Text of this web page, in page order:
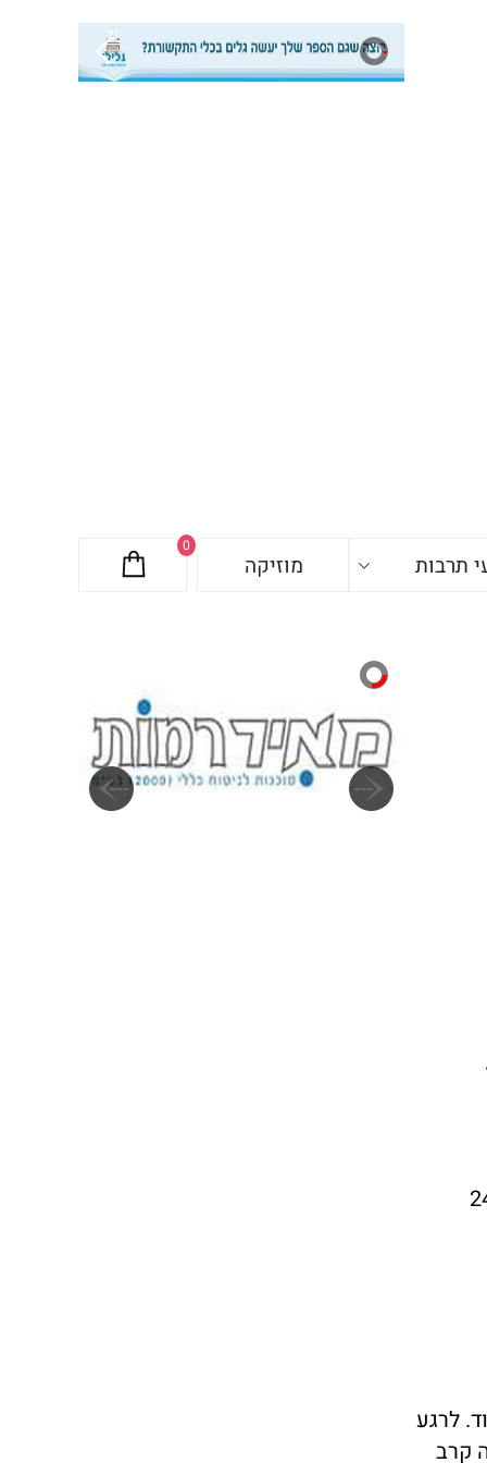
0
תרבות
מוזיקה
הוצאת פרדס 2016, 240
לרגע
קרב